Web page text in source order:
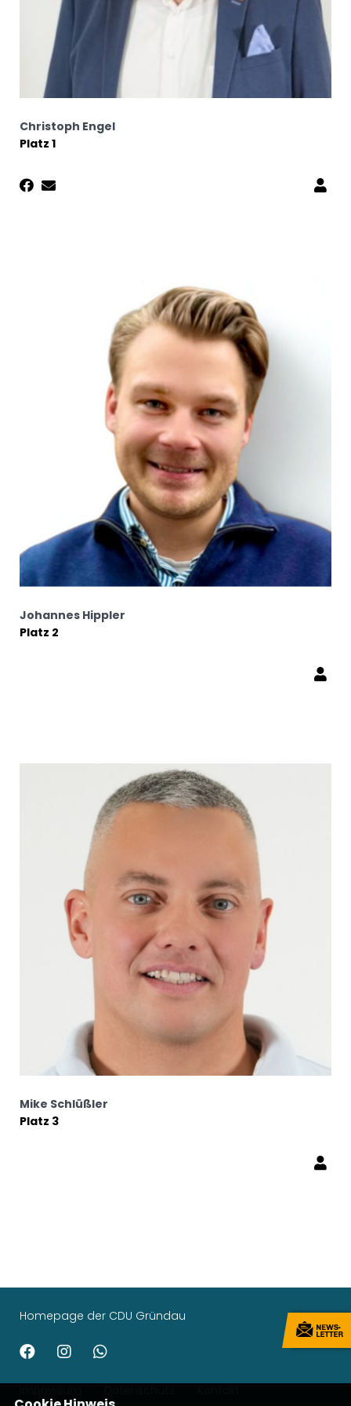
Christoph Engel
Platz 1
Johannes Hippler
Platz 2
Mike Schlüßler
Platz 3
Homepage der CDU Gründau